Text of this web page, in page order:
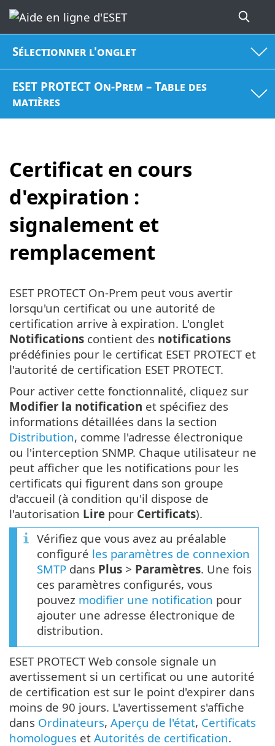
Sélectionner l'onglet
ESET PROTECT On-Prem – Table des
matières
Certificat en cours
d'expiration :
signalement et
remplacement
ESET PROTECT On-Prem peut vous avertir
lorsqu'un certificat ou une autorité de
certification arrive à expiration. L'onglet
Notifications contient des notifications
prédéfinies pour le certificat ESET PROTECT et
l'autorité de certification ESET PROTECT.
Pour activer cette fonctionnalité, cliquez sur
Modifier la notification et spécifiez des
informations détaillées dans la section
Distribution, comme l'adresse électronique
ou l'interception SNMP. Chaque utilisateur ne
peut afficher que les notifications pour les
certificats qui figurent dans son groupe
d'accueil (à condition qu'il dispose de
l'autorisation Lire pour Certificats).
Vérifiez que vous avez au préalable
configuré les paramètres de connexion
SMTP dans Plus > Paramètres. Une fois
ces paramètres configurés, vous
pouvez modifier une notification pour
ajouter une adresse électronique de
distribution.
ESET PROTECT Web console signale un
avertissement si un certificat ou une autorité
de certification est sur le point d'expirer dans
moins de 90 jours. L'avertissement s'affiche
dans Ordinateurs, Aperçu de l'état, Certificats
homologues et Autorités de certification.